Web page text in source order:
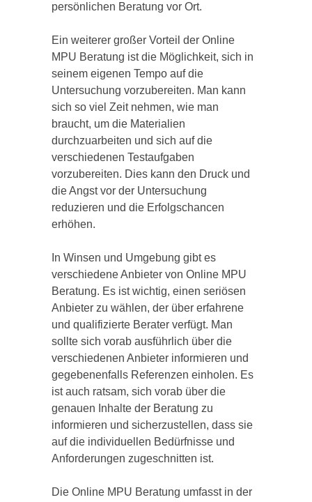
persönlichen Beratung vor Ort.
Ein weiterer großer Vorteil der Online
MPU Beratung ist die Möglichkeit, sich in
seinem eigenen Tempo auf die
Untersuchung vorzubereiten. Man kann
sich so viel Zeit nehmen, wie man
braucht, um die Materialien
durchzuarbeiten und sich auf die
verschiedenen Testaufgaben
vorzubereiten. Dies kann den Druck und
die Angst vor der Untersuchung
reduzieren und die Erfolgschancen
erhöhen.
In Winsen und Umgebung gibt es
verschiedene Anbieter von Online MPU
Beratung. Es ist wichtig, einen seriösen
Anbieter zu wählen, der über erfahrene
und qualifizierte Berater verfügt. Man
sollte sich vorab ausführlich über die
verschiedenen Anbieter informieren und
gegebenenfalls Referenzen einholen. Es
ist auch ratsam, sich vorab über die
genauen Inhalte der Beratung zu
informieren und sicherzustellen, dass sie
auf die individuellen Bedürfnisse und
Anforderungen zugeschnitten ist.
Die Online MPU Beratung umfasst in der